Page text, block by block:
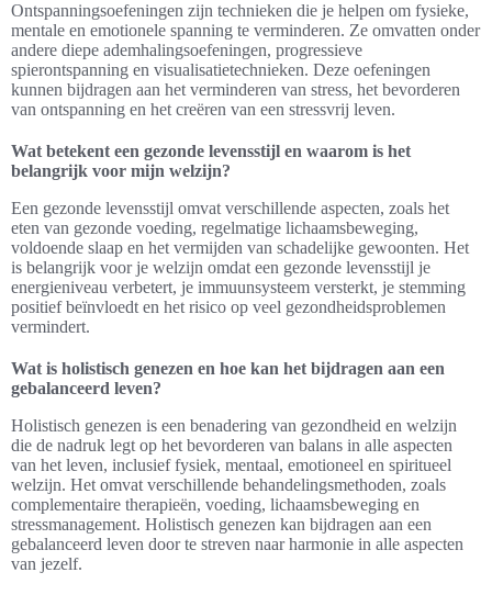
Ontspanningsoefeningen zijn technieken die je helpen om fysieke,
mentale en emotionele spanning te verminderen. Ze omvatten onder
andere diepe ademhalingsoefeningen, progressieve
spierontspanning en visualisatietechnieken. Deze oefeningen
kunnen bijdragen aan het verminderen van stress, het bevorderen
van ontspanning en het creëren van een stressvrij leven.
Wat betekent een gezonde levensstijl en waarom is het
belangrijk voor mijn welzijn?
Een gezonde levensstijl omvat verschillende aspecten, zoals het
eten van gezonde voeding, regelmatige lichaamsbeweging,
voldoende slaap en het vermijden van schadelijke gewoonten. Het
is belangrijk voor je welzijn omdat een gezonde levensstijl je
energieniveau verbetert, je immuunsysteem versterkt, je stemming
positief beïnvloedt en het risico op veel gezondheidsproblemen
vermindert.
Wat is holistisch genezen en hoe kan het bijdragen aan een
gebalanceerd leven?
Holistisch genezen is een benadering van gezondheid en welzijn
die de nadruk legt op het bevorderen van balans in alle aspecten
van het leven, inclusief fysiek, mentaal, emotioneel en spiritueel
welzijn. Het omvat verschillende behandelingsmethoden, zoals
complementaire therapieën, voeding, lichaamsbeweging en
stressmanagement. Holistisch genezen kan bijdragen aan een
gebalanceerd leven door te streven naar harmonie in alle aspecten
van jezelf.